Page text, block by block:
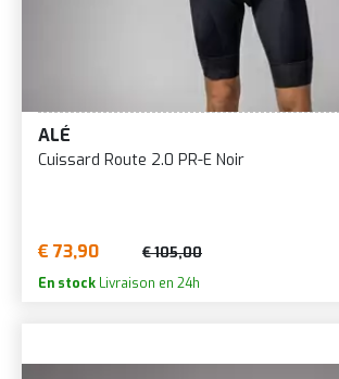
ALÉ
Cuissard Route 2.0 PR-E Noir
€ 73,90 € 105,00
En stock Livraison en 24h